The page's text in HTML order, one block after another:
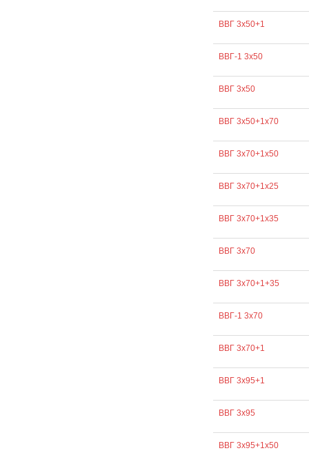
ВВГ 3х50+1
ВВГ-1 3х50
ВВГ 3х50
ВВГ 3х50+1х70
ВВГ 3х70+1х50
ВВГ 3х70+1х25
ВВГ 3х70+1х35
ВВГ 3х70
ВВГ 3х70+1+35
ВВГ-1 3х70
ВВГ 3х70+1
ВВГ 3х95+1
ВВГ 3х95
ВВГ 3х95+1х50